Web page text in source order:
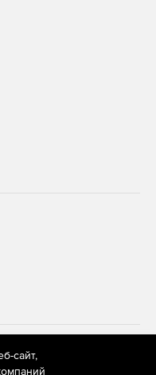
применяются
технологии
сайт,